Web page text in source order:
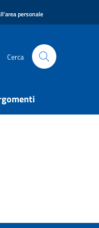
personale
Cerca